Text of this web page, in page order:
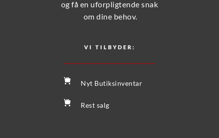
VI TILBYDER:
Nyt Butiksinventar
Rest salg
og få en uforpligtende snak
om dine behov.